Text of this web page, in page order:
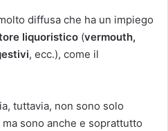
diffusa che ha un impiego
liquoristico (vermouth,
, ecc.), come il
tuttavia, non sono solo
sono anche e soprattutto